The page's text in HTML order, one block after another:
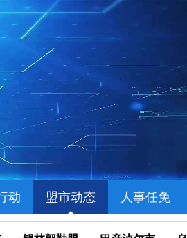
动 盟市动态 人事任免